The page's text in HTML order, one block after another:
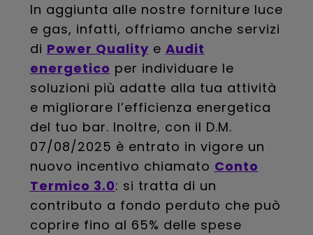
In aggiunta alle nostre forniture luce
e gas, infatti, offriamo anche servizi
di Power Quality e Audit
energetico per individuare le
soluzioni più adatte alla tua attività
e migliorare l’efficienza energetica
del tuo bar. Inoltre, con il D.M.
07/08/2025 è entrato in vigore un
nuovo incentivo chiamato Conto
Termico 3.0: si tratta di un
contributo a fondo perduto che può
coprire fino al 65% delle spese